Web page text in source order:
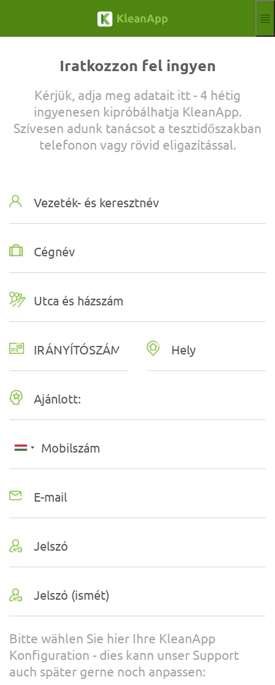
Hilfe
Webináriumok
Partner
Munkahelyek
Impresszum
HUAktuelle
Iratkozzon fel ingyen
Kérjük, adja meg adatait itt - 4 hétig
ingyenesen kipróbálhatja KleanApp.
Szívesen adunk tanácsot a tesztidőszakban
telefonon vagy rövid eligazítással.
Bitte wählen Sie hier Ihre KleanApp
Konfiguration - dies kann unser Support
auch später gerne noch anpassen: